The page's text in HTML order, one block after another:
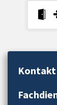
Kontakt